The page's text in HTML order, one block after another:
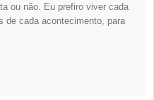
ou não. Eu prefiro viver cada
de cada acontecimento, para